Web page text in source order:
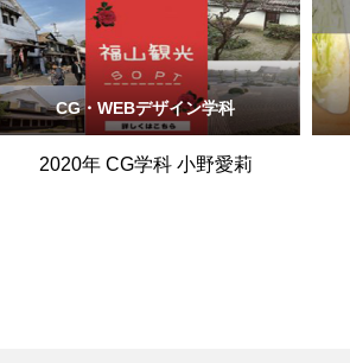
CG・WEBデザイン学科
2020年 CG学科 小野愛莉